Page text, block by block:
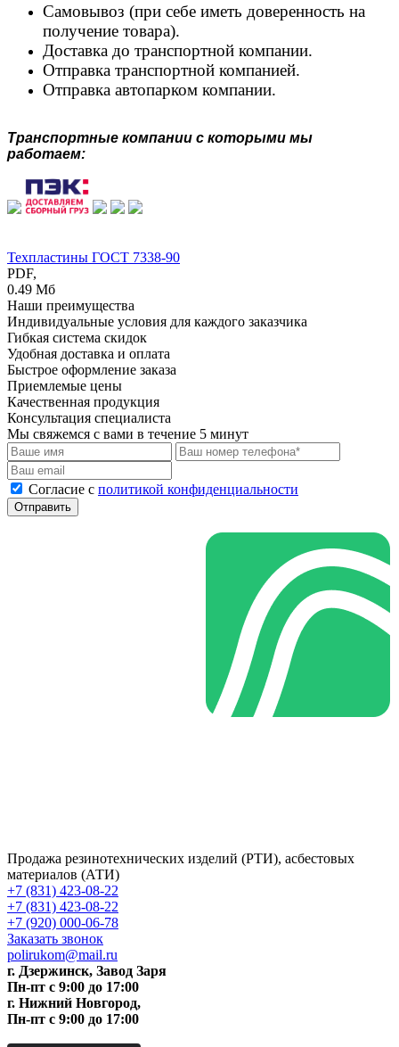
Самовывоз (при себе иметь доверенность на
получение товара).
Доставка до транспортной компании.
Отправка транспортной компанией.
Отправка автопарком компании.
Транспортные компании с которыми мы
работаем:
Техпластины ГОСТ 7338-90
PDF,
0.49 Мб
Наши преимущества
Индивидуальные условия для каждого заказчика
Гибкая система скидок
Удобная доставка и оплата
Быстрое оформление заказа
Приемлемые цены
Качественная продукция
Консультация специалиста
Мы свяжемся с вами в течение 5 минут
Cогласие с политикой конфиденциальности
Отправить
Продажа резинотехнических изделий (РТИ), асбестовых
материалов (АТИ)
+7 (831) 423-08-22
+7 (831) 423-08-22
+7 (920) 000-06-78
Заказать звонок
polirukom@mail.ru
г. Дзержинск, Завод Заря
Пн-пт c 9:00 до 17:00
г. Нижний Новгород,
Пн-пт c 9:00 до 17:00